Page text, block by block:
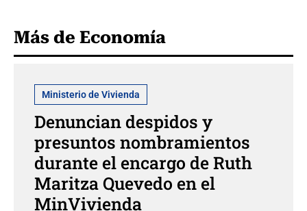
Más de Economía
Ministerio de Vivienda
Denuncian despidos y
presuntos nombramientos
durante el encargo de Ruth
Maritza Quevedo en el
MinVivienda